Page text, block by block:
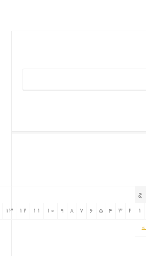
ج
»
1
2
3
4
5
6
7
8
9
10
11
12
13